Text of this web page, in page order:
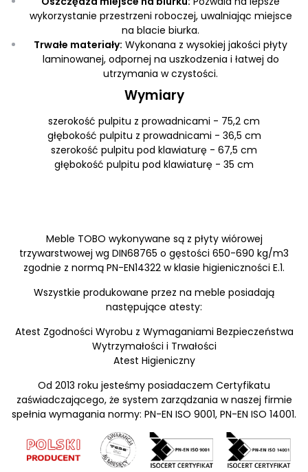
wykorzystanie przestrzeni roboczej, uwalniając miejsce
na blacie biurka.
Trwałe materiały: Wykonana z wysokiej jakości płyty
laminowanej, odpornej na uszkodzenia i łatwej do
utrzymania w czystości.
Wymiary
szerokość pulpitu z prowadnicami - 75,2 cm
głębokość pulpitu z prowadnicami - 36,5 cm
szerokość pulpitu pod klawiaturę - 67,5 cm
głębokość pulpitu pod klawiaturę - 35 cm
Meble TOBO wykonywane są z płyty wiórowej
trzywarstwowej wg DIN68765 o gęstości 650-690 kg/m3
zgodnie z normą PN-EN14322 w klasie higieniczności E.1.
Wszystkie produkowane przez na meble posiadają
następujące atesty:
Atest Zgodności Wyrobu z Wymaganiami Bezpieczeństwa
Wytrzymałości i Trwałości
Atest Higieniczny
Od 2013 roku jesteśmy posiadaczem Certyfikatu
zaświadczającego, że system zarządzania w naszej firmie
spełnia wymagania normy: PN-EN ISO 9001, PN-EN ISO 14001.